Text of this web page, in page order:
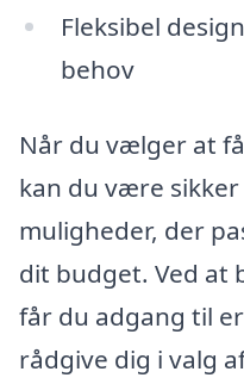
Fleksibel
behov
Når du vælger at
kan du være
muligheder, der
dit budget. Ved at
får du adgang til
rådgive dig i valg